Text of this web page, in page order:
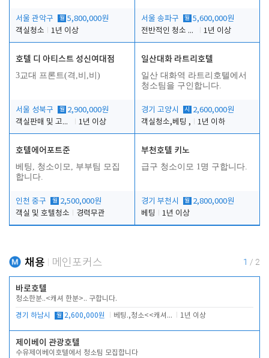
서울 관악구 월 5,800,000원
객실청소
1년 이상
서울 송파구 월 5,600,000원
전반적인 청소 업무(객실청소.객실정리)
1년 이상
호텔 디 아티스트 성신여대점
3교대 프론트(격,비,비)
서울 성북구 월 2,900,000원
객실판매 및 고객응대
1년 이상
일산대화 라트리호텔
일산 대화역 라트리호텔에서
청소팀을 구인합니다.
경기 고양시 시
2,600,000원
객실청소,베팅 ,
1년 이하
호텔에어포트준
베팅, 청소이모, 부부팀 모집
합니다.
인천 중구 월 2,500,000원
객실 및 호텔청소
경력무관
부천호텔 키노
급구 청소이모 1명 구합니다.
경기 부천시 월 2,800,000원
베팅
1년 이상
채용 메인포커스 1 / 2
바로호텔
청소한분..<캐셔 한분>.. 구합니다.
경기 하남시 월 2,600,000원 베팅.,청소<<캐셔 모셔봅니다. 1년 이상
제이베이 관광호텔
수유제이베이호텔에서 청소팀 모집합니다